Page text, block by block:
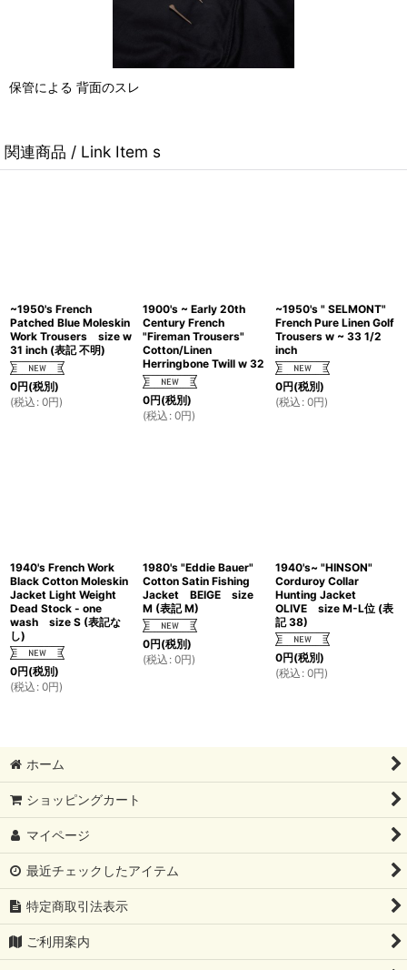
保管による 背面のスレ
関連商品 / Link Item s
~1950's French
Patched Blue Moleskin
Work Trousers size w
31 inch (表記 不明)
0円(税別)
(税込 : 0円)
1900's ~ Early 20th
Century French
"Fireman Trousers"
Cotton/Linen
Herringbone Twill w 32
0円(税別)
(税込 : 0円)
~1950's " SELMONT"
French Pure Linen Golf
Trousers w ~ 33 1/2
inch
0円(税別)
(税込 : 0円)
1940's French Work
Black Cotton Moleskin
Jacket Light Weight
Dead Stock - one
wash size S (表記な
し)
0円(税別)
(税込 : 0円)
1980's "Eddie Bauer"
Cotton Satin Fishing
Jacket BEIGE size
M (表記 M)
0円(税別)
(税込 : 0円)
1940's~ "HINSON"
Corduroy Collar
Hunting Jacket
OLIVE size M-L位 (表
記 38)
0円(税別)
(税込 : 0円)
ホーム
ショッピングカート
マイページ
最近チェックしたアイテム
特定商取引法表示
ご利用案内